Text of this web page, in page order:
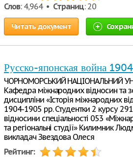
Слов: 4,964 • Страниц: 20
Читать документ
Русско-японская война
ЧОРНОМОРСЬКИЙ НАЦІОНАЛЬНИЙ
Кафедра міжнародних відносин та
дисципліни «Історія міжнародних
1904-1905 рр. Студентки 2 курсу
відносини спеціальності 053
та регіональні студії» Килимник
викладач Звездова Олеся
Рейтинг: